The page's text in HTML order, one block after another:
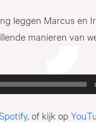
leggen Marcus en
manieren van
, of kijk op